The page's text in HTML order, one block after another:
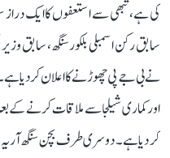
کی ہے، تبھی سے استعفوں کا ایک دراز
سابق رکن اسمبلی بلکور سنگھ، سابق وزیر
نے بی جے پی چھوڑنے کا اعلان کر دیا ہے۔
اور کماری شیلجا سے ملاقات کرنے کے
کر دیا ہے۔ دوسری طرف بچن سنگھ آریہ